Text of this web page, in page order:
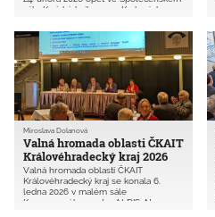
sále Krajské knihovny v Karlových
pozváno všech 816 členů. Zúčastnilo
se jí 26 autorizovaných osob (3,2 %) a
14 hostů.
Valná hromada oblasti ČKAIT
Královéhradecký kraj 2026
Miroslava Dolanová
Valná hromada oblasti ČKAIT
Královéhradecký kraj se konala 6.
ledna 2026 v malém sále
Kongresového centra ALDIS. Na